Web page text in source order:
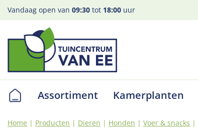
Ga
naar
Home Producten Dieren Honden Voer & snacks
Vandaag open van 09:30 tot 18:00 uur
Assortiment Kamerplanten